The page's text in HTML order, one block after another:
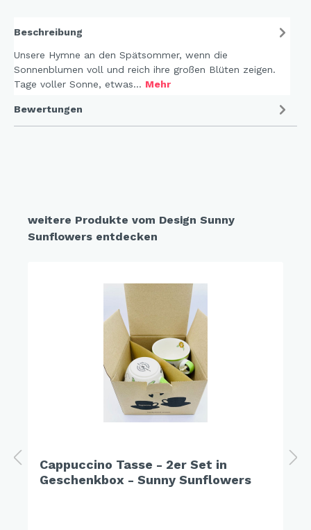
Beschreibung
Unsere Hymne an den Spätsommer, wenn die
Sonnenblumen voll und reich ihre großen Blüten zeigen.
Tage voller Sonne, etwas… Mehr
Bewertungen
weitere Produkte vom Design Sunny
Sunflowers entdecken
Cappuccino Tasse - 2er Set in
Geschenkbox - Sunny Sunflowers